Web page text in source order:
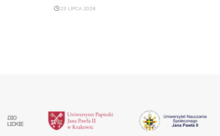
23 LIPCA 2026